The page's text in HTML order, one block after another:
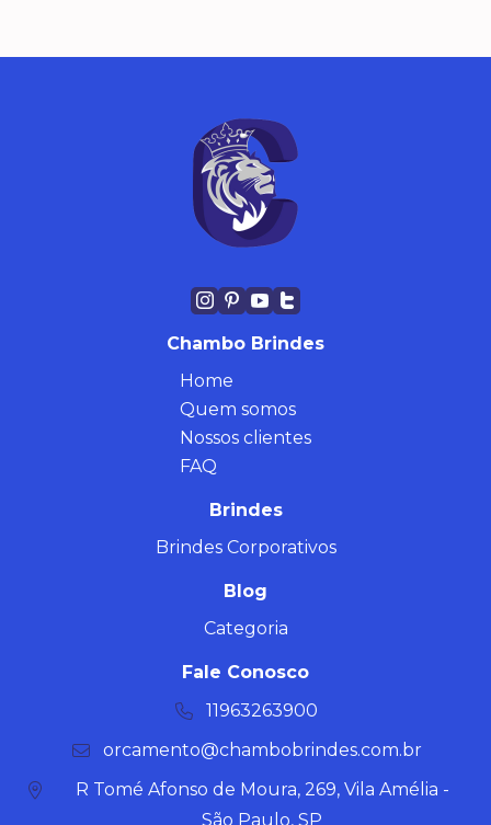
Chambo Brindes
Home
Quem somos
Nossos clientes
FAQ
Brindes
Brindes Corporativos
Blog
Categoria
Fale Conosco
11963263900
orcamento@chambobrindes.com.br
R Tomé Afonso de Moura, 269, Vila Amélia -
São Paulo, SP